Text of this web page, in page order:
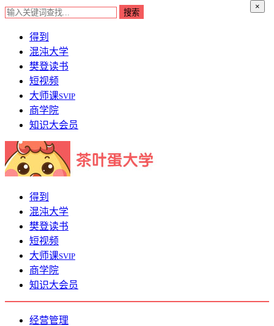
×
得到
混沌大学
樊登读书
短视频
大师课SVIP
商学院
知识大会员
得到
混沌大学
樊登读书
短视频
大师课SVIP
商学院
知识大会员
经营管理